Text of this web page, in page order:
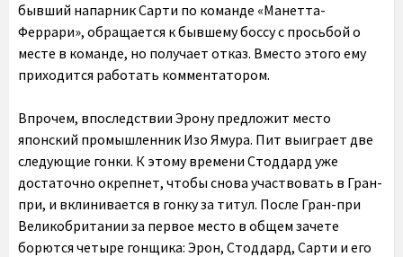
бывший напарник Сарти по команде «Манетта-
Феррари», обращается к бывшему боссу с просьбой о
месте в команде, но получает отказ. Вместо этого ему
приходится работать комментатором.
Впрочем, впоследствии Эрону предложит место
японский промышленник Изо Ямура. Пит выиграет две
следующие гонки. К этому времени Стоддард уже
достаточно окрепнет, чтобы снова участвовать в Гран-
при, и вклинивается в гонку за титул. После Гран-при
Великобритании за первое место в общем зачете
борются четыре гонщика: Эрон, Стоддард, Сарти и его